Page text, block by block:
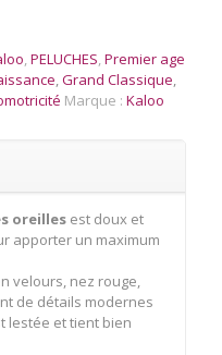
,PELUCHES,Premier age
,Grand Classique,
Marque : Kaloo
oreilles est doux et
apporter un maximum
velours, nez rouge,
de détails modernes
lestée et tient bien